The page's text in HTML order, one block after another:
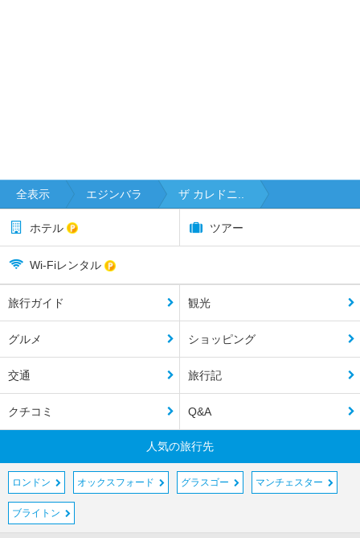
全表示 エジンバラ ザ カレドニ..
ホテル ツアー
Wi-Fiレンタル
旅行ガイド 観光
グルメ ショッピング
交通 旅行記
クチコミ Q&A
人気の旅行先
ロンドン オックスフォード グラスゴー マンチェスター
ブライトン